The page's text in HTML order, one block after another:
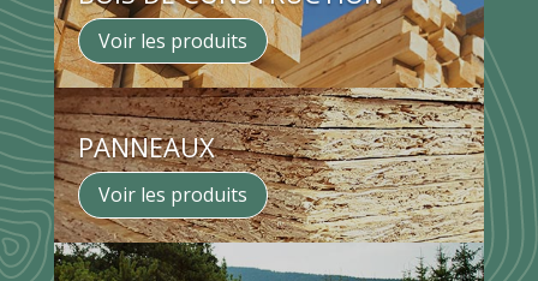
Voir les produits
PANNEAUX
Voir les produits